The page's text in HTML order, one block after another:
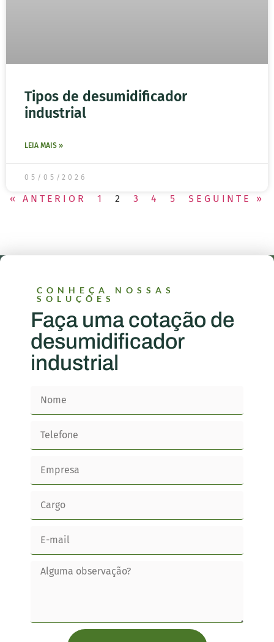
Tipos de desumidificador
industrial
LEIA MAIS »
05/05/2026
« ANTERIOR 1 2 3 4 5 SEGUINTE »
CONHEÇA NOSSAS
SOLUÇÕES
Faça uma cotação de
desumidificador
industrial